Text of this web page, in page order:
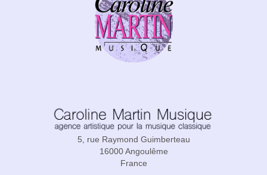
5, rue Raymond Guimberteau
16000 Angoulême
France